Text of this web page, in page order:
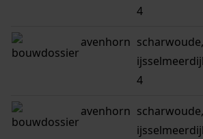
4
avenhorn scharwoude,
4
avenhorn scharwoude,